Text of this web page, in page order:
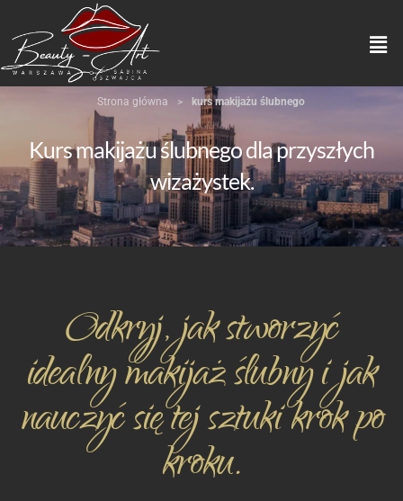
Strona główna > kurs makijażu ślubnego
Kurs makijażu ślubnego dla przyszłych
wizażystek.
Odkryj, jak stworzyć
idealny makijaż ślubny i jak
nauczyć się tej sztuki krok po
kroku.